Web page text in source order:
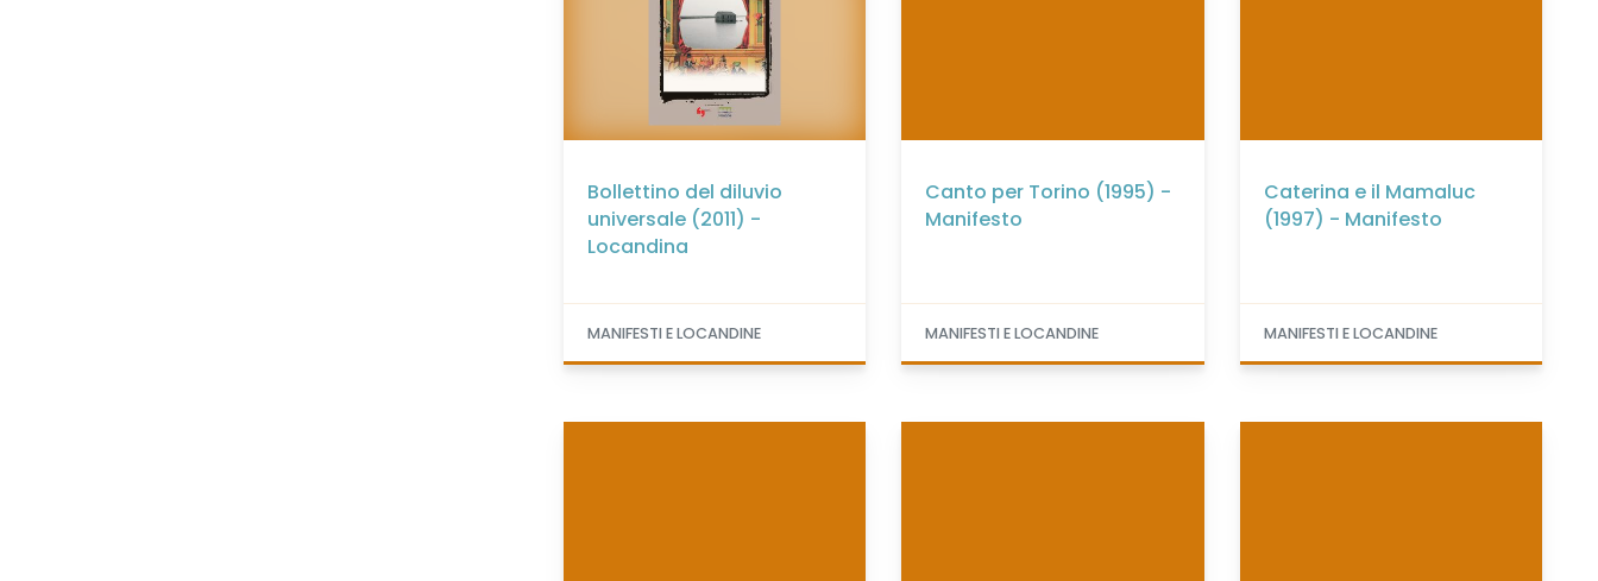
Bollettino del diluvio
universale (2011) -
Locandina
MANIFESTI E LOCANDINE
Canto per Torino (1995) -
Manifesto
MANIFESTI E LOCANDINE
Caterina e il Mamaluc
(1997) - Manifesto
MANIFESTI E LOCANDINE